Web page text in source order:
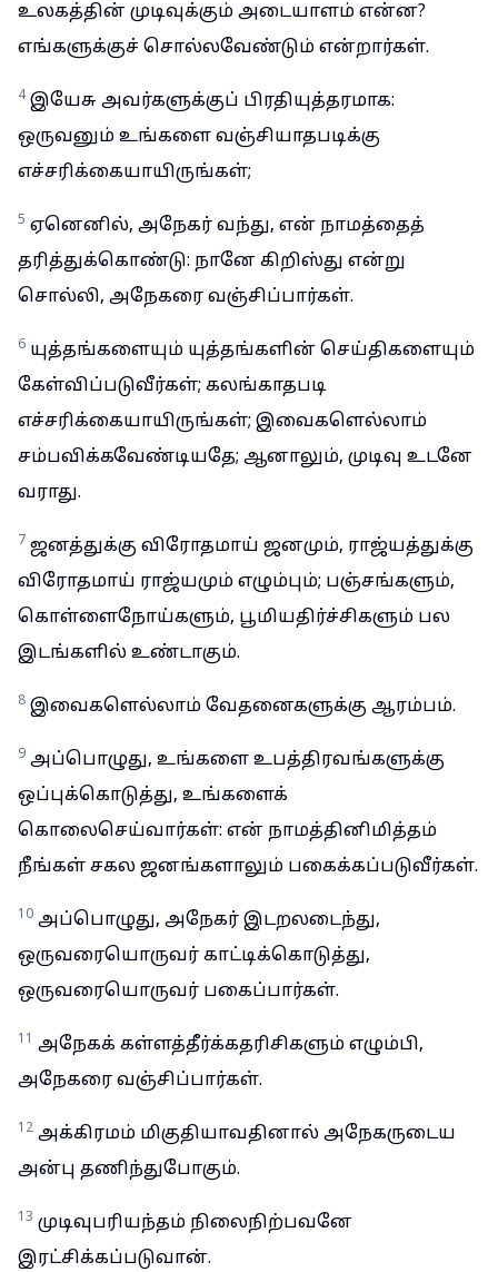
உலகத்தின் முடிவுக்கும் அடையாளம் என்ன?
எங்களுக்குச் சொல்லவேண்டும் என்றார்கள்.
4 இயேசு அவர்களுக்குப் பிரதியுத்தரமாக:
ஒருவனும் உங்களை வஞ்சியாதபடிக்கு
எச்சரிக்கையாயிருங்கள்;
5 ஏனெனில், அநேகர் வந்து, என் நாமத்தைத்
தரித்துக்கொண்டு: நானே கிறிஸ்து என்று
சொல்லி, அநேகரை வஞ்சிப்பார்கள்.
6 யுத்தங்களையும் யுத்தங்களின் செய்திகளையும்
கேள்விப்படுவீர்கள்; கலங்காதபடி
எச்சரிக்கையாயிருங்கள்; இவைகளெல்லாம்
சம்பவிக்கவேண்டியதே; ஆனாலும், முடிவு உடனே
வராது.
7 ஜனத்துக்கு விரோதமாய் ஜனமும், ராஜ்யத்துக்கு
விரோதமாய் ராஜ்யமும் எழும்பும்; பஞ்சங்களும்,
கொள்ளைநோய்களும், பூமியதிர்ச்சிகளும் பல
இடங்களில் உண்டாகும்.
8 இவைகளெல்லாம் வேதனைகளுக்கு ஆரம்பம்.
9 அப்பொழுது, உங்களை உபத்திரவங்களுக்கு
ஒப்புக்கொடுத்து, உங்களைக்
கொலைசெய்வார்கள்: என் நாமத்தினிமித்தம்
நீங்கள் சகல ஜனங்களாலும் பகைக்கப்படுவீர்கள்.
10 அப்பொழுது, அநேகர் இடறலடைந்து,
ஒருவரையொருவர் காட்டிக்கொடுத்து,
ஒருவரையொருவர் பகைப்பார்கள்.
11 அநேகக் கள்ளத்தீர்க்கதரிசிகளும் எழும்பி,
அநேகரை வஞ்சிப்பார்கள்.
12 அக்கிரமம் மிகுதியாவதினால் அநேகருடைய
அன்பு தணிந்துபோகும்.
13 முடிவுபரியந்தம் நிலைநிற்பவனே
இரட்சிக்கப்படுவான்.